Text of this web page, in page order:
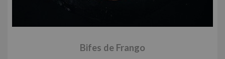
Bifes de Frango